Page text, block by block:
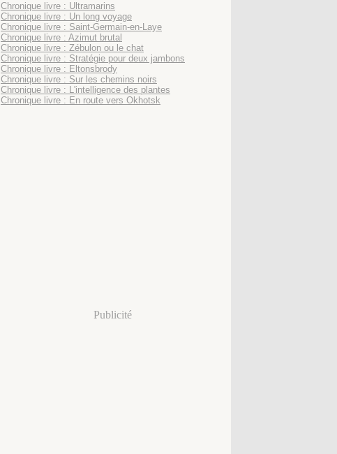
Chronique livre : Ultramarins
Chronique livre : Un long voyage
Chronique livre : Saint-Germain-en-Laye
Chronique livre : Azimut brutal
Chronique livre : Zébulon ou le chat
Chronique livre : Stratégie pour deux jambons
Chronique livre : Eltonsbrody
Chronique livre : Sur les chemins noirs
Chronique livre : L'intelligence des plantes
Chronique livre : En route vers Okhotsk
Publicité